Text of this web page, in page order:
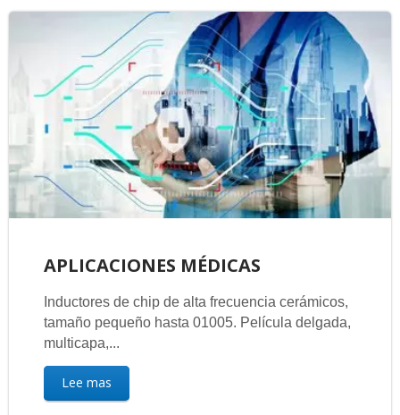
APLICACIONES MÉDICAS
Inductores de chip de alta frecuencia cerámicos,
tamaño pequeño hasta 01005. Película delgada,
multicapa,...
Lee mas